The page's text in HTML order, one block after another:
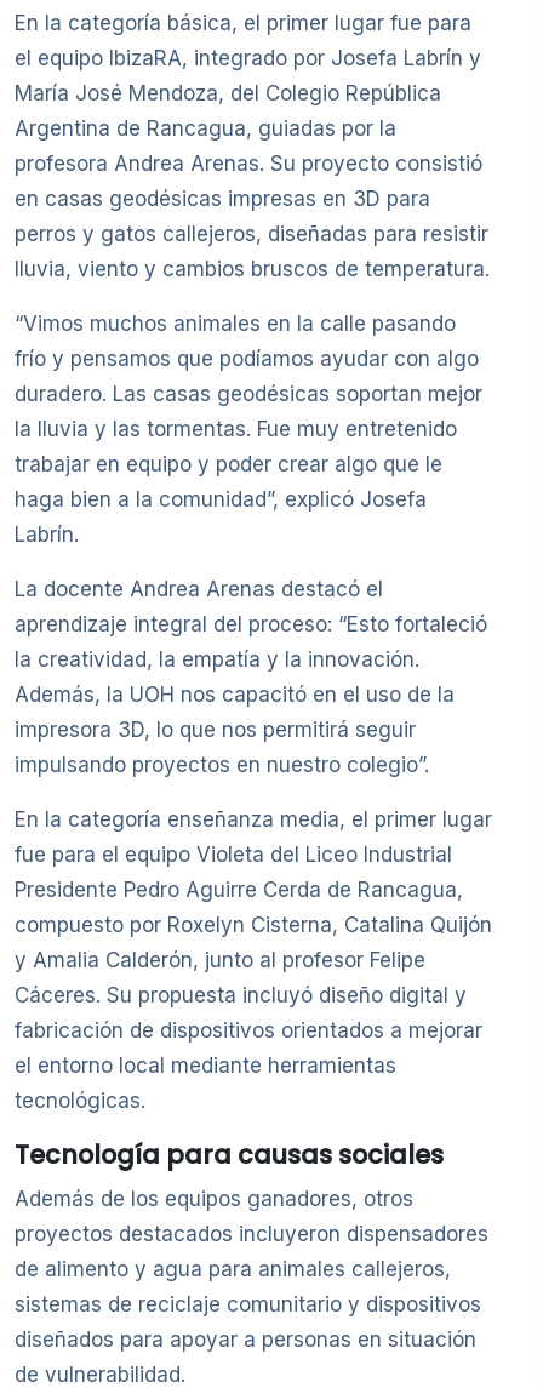
En la categoría básica, el primer lugar fue para
el equipo IbizaRA, integrado por Josefa Labrín y
María José Mendoza, del Colegio República
Argentina de Rancagua, guiadas por la
profesora Andrea Arenas. Su proyecto consistió
en casas geodésicas impresas en 3D para
perros y gatos callejeros, diseñadas para resistir
lluvia, viento y cambios bruscos de temperatura.
“Vimos muchos animales en la calle pasando
frío y pensamos que podíamos ayudar con algo
duradero. Las casas geodésicas soportan mejor
la lluvia y las tormentas. Fue muy entretenido
trabajar en equipo y poder crear algo que le
haga bien a la comunidad”, explicó Josefa
Labrín.
La docente Andrea Arenas destacó el
aprendizaje integral del proceso: “Esto fortaleció
la creatividad, la empatía y la innovación.
Además, la UOH nos capacitó en el uso de la
impresora 3D, lo que nos permitirá seguir
impulsando proyectos en nuestro colegio”.
En la categoría enseñanza media, el primer lugar
fue para el equipo Violeta del Liceo Industrial
Presidente Pedro Aguirre Cerda de Rancagua,
compuesto por Roxelyn Cisterna, Catalina Quijón
y Amalia Calderón, junto al profesor Felipe
Cáceres. Su propuesta incluyó diseño digital y
fabricación de dispositivos orientados a mejorar
el entorno local mediante herramientas
tecnológicas.
Tecnología para causas sociales
Además de los equipos ganadores, otros
proyectos destacados incluyeron dispensadores
de alimento y agua para animales callejeros,
sistemas de reciclaje comunitario y dispositivos
diseñados para apoyar a personas en situación
de vulnerabilidad.